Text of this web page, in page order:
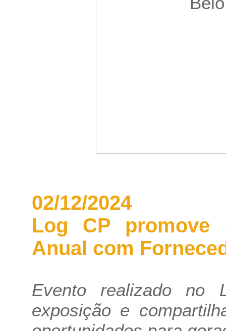
02/12/2024
Log CP promove
Anual com
Evento realizado no
exposição e